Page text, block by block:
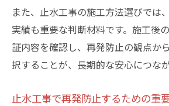
また、止水工事の施工方法選びでは
実績も重要な判断材料です。施工後
証内容を確認し、再発防止の観点か
択することが、長期的な安心につなが
止水工事で再発防止するための重